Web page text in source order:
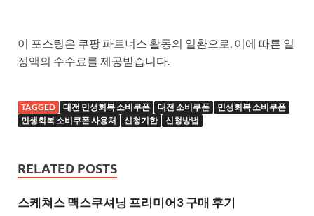
이 포스팅은 쿠팡 파트너스 활동의 일환으로, 이에 따른 일
정액의 수수료를 제공받습니다.
TAGGED 대전 민생회복 소비쿠폰 대전 소비쿠폰
민생회복 소비쿠폰
민생회복 소비쿠폰 사용처
신청기한 신청방법
RELATED POSTS
스케쳐스 맥스쿠셔닝 프리미어3 구매 후기